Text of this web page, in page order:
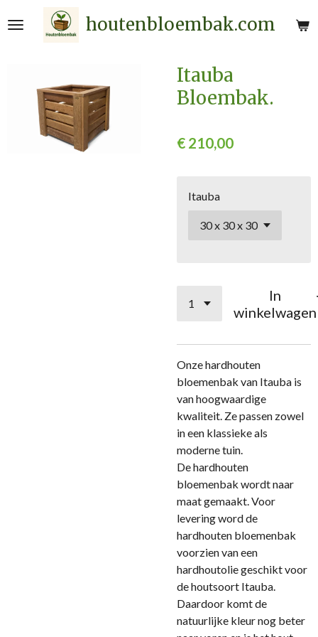
direct
hoofdinhoud
houtenbloembak.com
Itauba
Bloembak.
€ 210,00
Itauba
In
winkelwagen
Onze hardhouten
bloemenbak van Itauba is
van hoogwaardige
kwaliteit. Ze passen zowel
in een klassieke als
moderne tuin.
De hardhouten
bloemenbak wordt naar
maat gemaakt. Voor
levering word de
hardhouten bloemenbak
voorzien van een
hardhoutolie geschikt voor
de houtsoort Itauba.
Daardoor komt de
natuurlijke kleur nog beter